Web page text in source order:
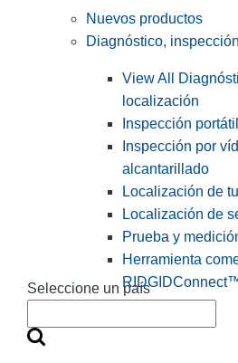
Seleccione un país
Nuevos productos
Diagnóstico,
View All
localización
Inspección
Inspección por
alcantarillado
Localización de
Localización de
Prueba y
Herramienta